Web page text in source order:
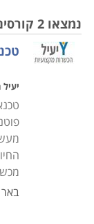
שצץ משבר,
טלויזיה.
תהליכים
מצד אחד הם
גם נהיים
קורס טכנאי
לפתור את
פעמים רבות
נמצאו 2 קורסים